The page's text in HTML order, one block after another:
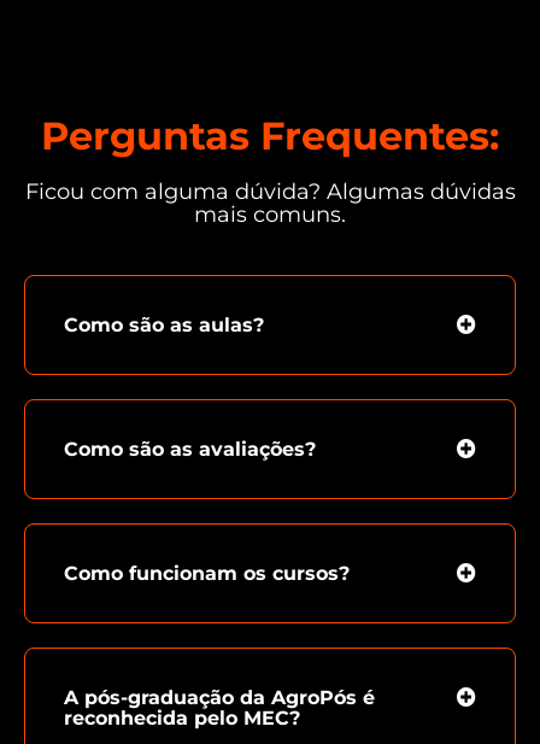
Perguntas Frequentes:
Ficou com alguma dúvida? Algumas dúvidas
mais comuns.
Como são as aulas?
Como são as avaliações?
Como funcionam os cursos?
A pós-graduação da AgroPós é
reconhecida pelo MEC?